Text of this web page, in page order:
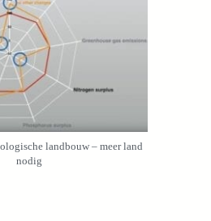
landbouw – meer land
nodig